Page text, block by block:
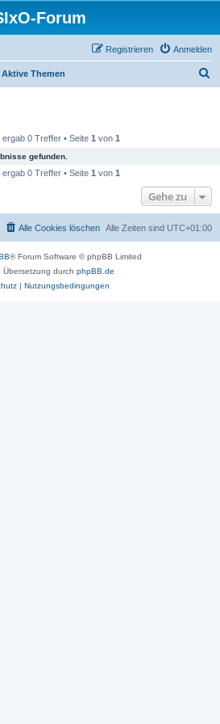
Forum
Anmelden
Registrieren
Aktive Themen
ergab 0 Treffer • Seite 1 von 1
gefunden.
ergab 0 Treffer • Seite 1 von 1
Gehe zu
Alle Zeiten sind UTC+01:00
Alle Cookies löschen
® Forum Software © phpBB Limited
Übersetzung durch phpBB.de
| Nutzungsbedingungen